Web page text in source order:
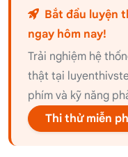
Bắt đầu luyện
ngay hôm nay!
Trải nghiệm hệ
thật tại
phím và kỹ năng
Thi thử miễn